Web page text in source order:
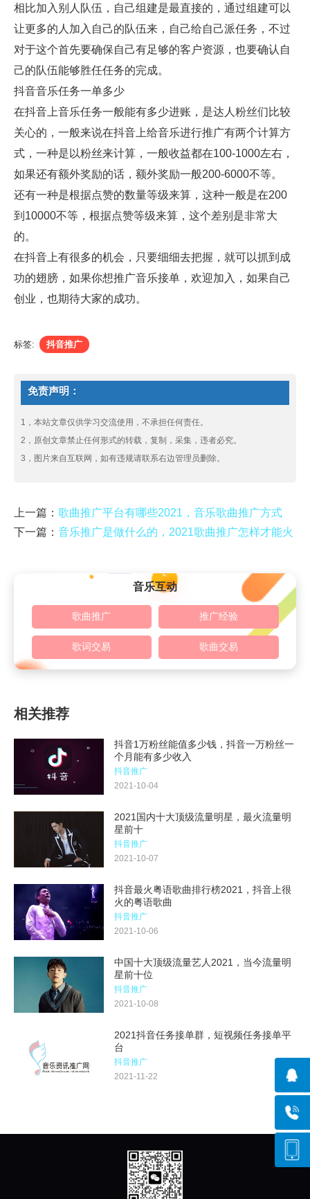
相比加入别人队伍，自己组建是最直接的，通过组建可以
让更多的人加入自己的队伍来，自己给自己派任务，不过
对于这个首先要确保自己有足够的客户资源，也要确认自
己的队伍能够胜任任务的完成。
抖音音乐任务一单多少
在抖音上音乐任务一般能有多少进账，是达人粉丝们比较
关心的，一般来说在抖音上给音乐进行推广有两个计算方
式，一种是以粉丝来计算，一般收益都在100-1000左右，
如果还有额外奖励的话，额外奖励一般200-6000不等。
还有一种是根据点赞的数量等级来算，这种一般是在200
到10000不等，根据点赞等级来算，这个差别是非常大
的。
在抖音上有很多的机会，只要细细去把握，就可以抓到成
功的翅膀，如果你想推广音乐接单，欢迎加入，如果自己
创业，也期待大家的成功。
标签: 抖音推广
免责声明：
1，本站文章仅供学习交流使用，不承担任何责任。
2，原创文章禁止任何形式的转载，复制，采集，违者必究。
3，图片来自互联网，如有违规请联系右边管理员删除。
上一篇： 歌曲推广平台有哪些2021，音乐歌曲推广方式
下一篇： 音乐推广是做什么的，2021歌曲推广怎样才能火
音乐互动
歌曲推广 推广经验
歌词交易 歌曲交易
相关推荐
抖音1万粉丝能值多少钱，抖音一万粉丝一
个月能有多少收入
抖音推广
2021-10-04
2021国内十大顶级流量明星，最火流量明
星前十
抖音推广
2021-10-07
抖音最火粤语歌曲排行榜2021，抖音上很
火的粤语歌曲
抖音推广
2021-10-06
中国十大顶级流量艺人2021，当今流量明
星前十位
抖音推广
2021-10-08
2021抖音任务接单群，短视频任务接单平
台
抖音推广
2021-11-22